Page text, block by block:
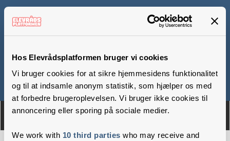
Hos Elevrådsplatformen bruger vi cookies
Vi bruger cookies for at sikre hjemmesidens funktionalitet
og til at indsamle anonym statistik, som hjælper os med
at forbedre brugeroplevelsen. Vi bruger ikke cookies til
annoncering eller sporing på sociale medier.
We work with 10 third parties who may receive and
Om Medlemmer